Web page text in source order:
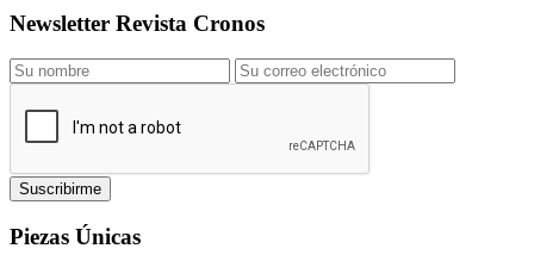
Newsletter Revista Cronos
Suscribirme
Piezas Únicas